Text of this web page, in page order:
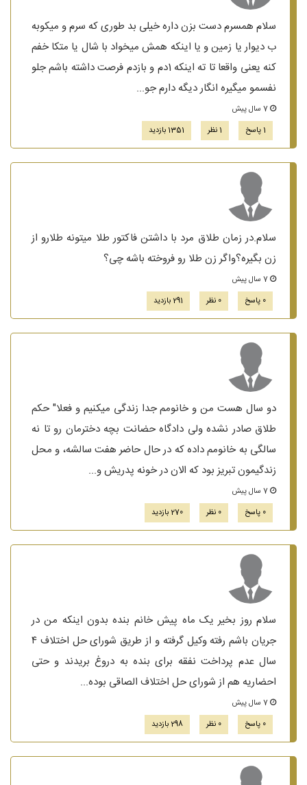
سلام همسرم دست بزن داره خیلی بد طوری که سرم و میکوبه
ب دیوار یا زمین و یا اینکه همش میخواد با شال یا متکا خفم
کنه یعنی واقعا تا ته اینکه 1دم و بازدم فرصت داشته باشم جلو
نفسمو میگیره انگار دیگه دارم جو...
1 پاسخ
1 نظر 1351 بازدید
سلام.در زمان طلاق مرد با داشتن فاکتور طلا میتونه طلارو از
زن بگیره؟واگر زن طلا رو فروخته باشه چی؟
0 پاسخ
0 نظر 291 بازدید
دو سال هست من و خانومم جدا زندگی میکنیم و فعلا" حکم
طلاق صادر نشده ولی دادگاه حضانت بچه دخترمان رو تا نه
سالگی به خانومم داده که در حال حاضر هفت سالشه، و محل
زندگیمون تبریز بود که الان در خونه پدریش و...
0 پاسخ
0 نظر 270 بازدید
سلام روز بخیر یک ماه پیش خانم بنده بدون اینکه من در
جریان باشم رفته وکیل گرفته و از طریق شورای حل اختلاف ۴
سال عدم پرداخت نفقه برای بنده به دروغ بریدند و حتی
احضاریه هم از شورای حل اختلاف الصاقی بوده...
0 پاسخ
0 نظر 298 بازدید